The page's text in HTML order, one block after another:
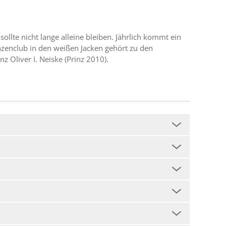
nicht lange alleine bleiben. Jährlich kommt ein
in den weißen Jacken gehört zu den
Oliver I. Neiske (Prinz 2010).